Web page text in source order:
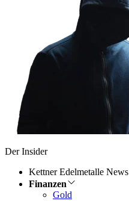
Der Insider
Kettner Edelmetalle News
Finanzen
Gold